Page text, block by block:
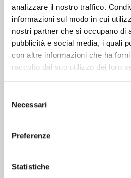
analizzare il nostro traffico.
informazioni sul modo in cui
nostri partner che si occupano di
pubblicità e social media, i quali
con altre informazioni che ha
raccolto dal suo utilizzo dei loro
delNecessari
Preferenze
Statistiche
Over 40 years of